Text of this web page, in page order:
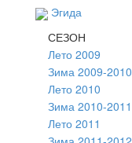
Эгида
СЕЗОН
Лето 2009
Зима 2009-2010
Лето 2010
Зима 2010-2011
Лето 2011